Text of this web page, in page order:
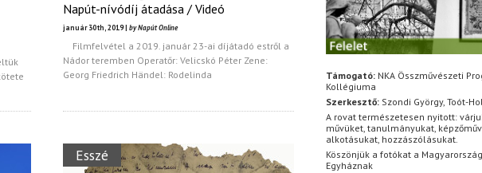
Napút-nívódíj átadása / Videó
január 30th, 2019 | by Napút Online
Filmfelvétel a 2019. január 23-ai díjátadó estről a
Nádor teremben Operatőr: Velicskó Péter Zene:
Georg Friedrich Händel: Rodelinda
Esszé
Támogató: NKA Összművészeti
Kollégiuma
Szerkesztő: Szondi György, Toót-
A rovat természetesen nyitott:
művüket, tanulmányukat,
alkotásukat, hozzászólásukat.
Köszönjük a fotókat a
Egyháznak